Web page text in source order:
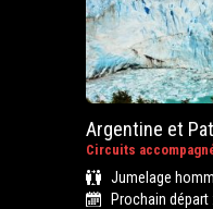
Argentine et
Circuits
Jumelage
Prochain départ